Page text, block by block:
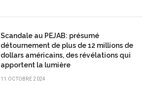
Scandale au PEJAB: présumé
détournement de plus de 12 millions de
dollars américains, des révélations qui
apportent la lumière
11 OCTOBRE 2024